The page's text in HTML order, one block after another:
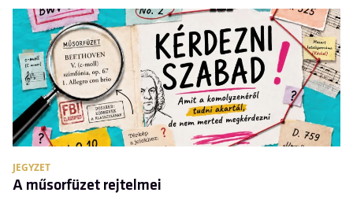
JEGYZET
A műsorfüzet rejtelmei